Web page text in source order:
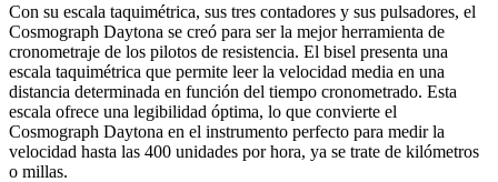
Con su escala taquimétrica, sus tres contadores y sus pulsadores, el
Cosmograph Daytona se creó para ser la mejor herramienta de
cronometraje de los pilotos de resistencia. El bisel presenta una
escala taquimétrica que permite leer la velocidad media en una
distancia determinada en función del tiempo cronometrado. Esta
escala ofrece una legibilidad óptima, lo que convierte el
Cosmograph Daytona en el instrumento perfecto para medir la
velocidad hasta las 400 unidades por hora, ya se trate de kilómetros
o millas.